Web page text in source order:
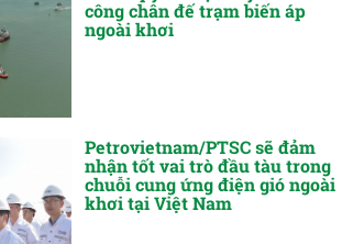
công chân đế trạm biến áp
ngoài khơi
Petrovietnam/PTSC sẽ đảm
nhận tốt vai trò đầu tàu trong
chuỗi cung ứng điện gió ngoài
khơi tại Việt Nam